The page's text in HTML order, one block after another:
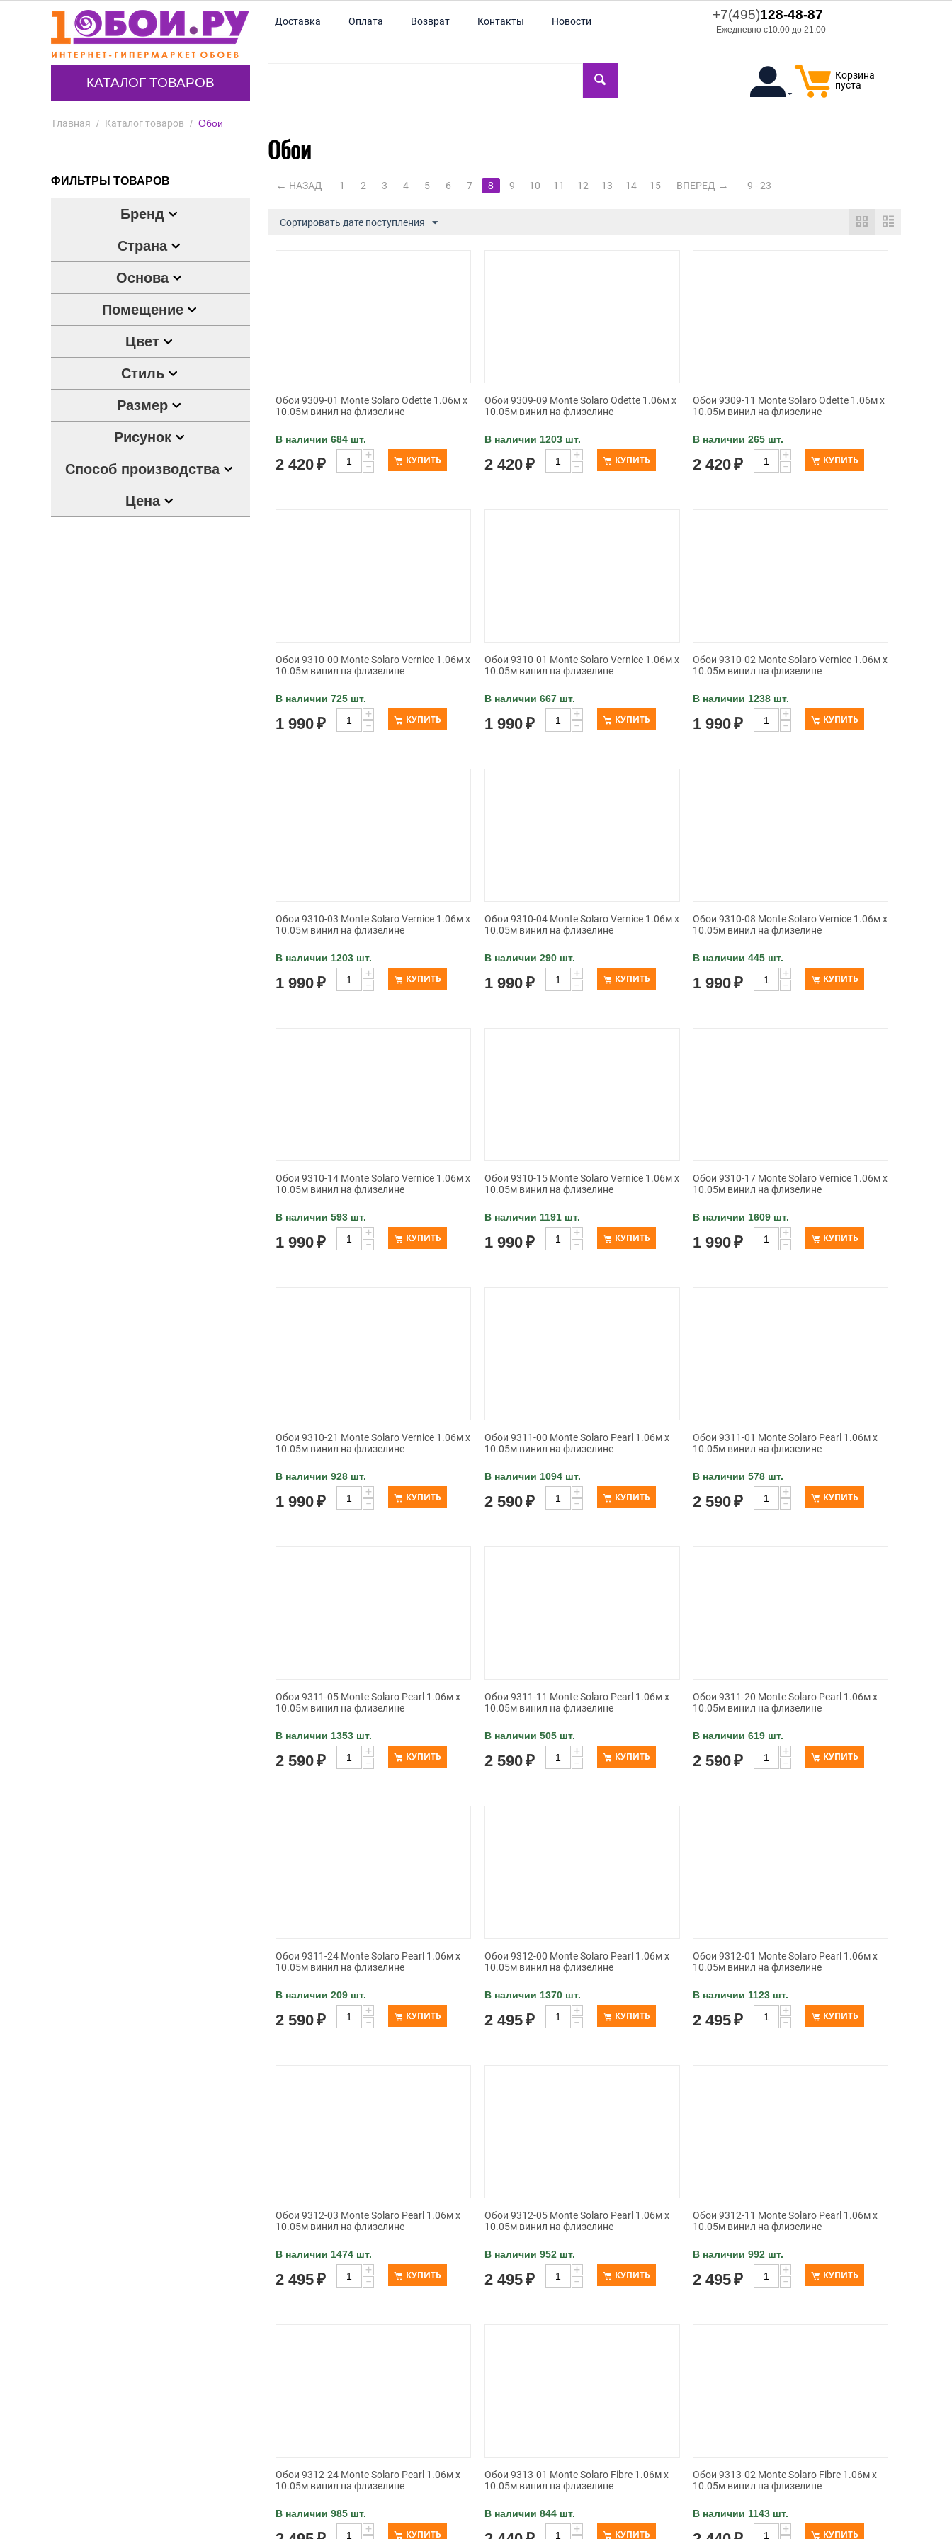
КАТАЛОГ ТОВАРОВ
Доставка Оплата Возврат Контакты Новости +7(495)128-48-87
Ежедневно с10:00 до 21:00
Корзина
пуста
Главная / Каталог товаров / Обои
ФИЛЬТРЫ ТОВАРОВ
Бренд
Страна
Основа
Помещение
Цвет
Стиль
Размер
Рисунок
Способ производства
Цена
Обои
НАЗАД 1 2 3 4 5 6 7 8 9 10 11 12 13 14 15 ВПЕРЕД 9 - 23
Сортировать дате поступления
Обои 9309-01 Monte Solaro Odette 1.06м x
10.05м винил на флизелине
В наличии 684 шт.
2 420₽
+
−
КУПИТЬ
Обои 9309-09 Monte Solaro Odette 1.06м x
10.05м винил на флизелине
В наличии 1203 шт.
2 420₽
+
−
КУПИТЬ
Обои 9309-11 Monte Solaro Odette 1.06м x
10.05м винил на флизелине
В наличии 265 шт.
2 420₽
+
−
КУПИТЬ
Обои 9310-00 Monte Solaro Vernice 1.06м x
10.05м винил на флизелине
В наличии 725 шт.
1 990₽
+
−
КУПИТЬ
Обои 9310-01 Monte Solaro Vernice 1.06м x
10.05м винил на флизелине
В наличии 667 шт.
1 990₽
+
−
КУПИТЬ
Обои 9310-02 Monte Solaro Vernice 1.06м x
10.05м винил на флизелине
В наличии 1238 шт.
1 990₽
+
−
КУПИТЬ
Обои 9310-03 Monte Solaro Vernice 1.06м x
10.05м винил на флизелине
В наличии 1203 шт.
1 990₽
+
−
КУПИТЬ
Обои 9310-04 Monte Solaro Vernice 1.06м x
10.05м винил на флизелине
В наличии 290 шт.
1 990₽
+
−
КУПИТЬ
Обои 9310-08 Monte Solaro Vernice 1.06м x
10.05м винил на флизелине
В наличии 445 шт.
1 990₽
+
−
КУПИТЬ
Обои 9310-14 Monte Solaro Vernice 1.06м x
10.05м винил на флизелине
В наличии 593 шт.
1 990₽
+
−
КУПИТЬ
Обои 9310-15 Monte Solaro Vernice 1.06м x
10.05м винил на флизелине
В наличии 1191 шт.
1 990₽
+
−
КУПИТЬ
Обои 9310-17 Monte Solaro Vernice 1.06м x
10.05м винил на флизелине
В наличии 1609 шт.
1 990₽
+
−
КУПИТЬ
Обои 9310-21 Monte Solaro Vernice 1.06м x
10.05м винил на флизелине
В наличии 928 шт.
1 990₽
+
−
КУПИТЬ
Обои 9311-00 Monte Solaro Pearl 1.06м x
10.05м винил на флизелине
В наличии 1094 шт.
2 590₽
+
−
КУПИТЬ
Обои 9311-01 Monte Solaro Pearl 1.06м x
10.05м винил на флизелине
В наличии 578 шт.
2 590₽
+
−
КУПИТЬ
Обои 9311-05 Monte Solaro Pearl 1.06м x
10.05м винил на флизелине
В наличии 1353 шт.
2 590₽
+
−
КУПИТЬ
Обои 9311-11 Monte Solaro Pearl 1.06м x
10.05м винил на флизелине
В наличии 505 шт.
2 590₽
+
−
КУПИТЬ
Обои 9311-20 Monte Solaro Pearl 1.06м x
10.05м винил на флизелине
В наличии 619 шт.
2 590₽
+
−
КУПИТЬ
Обои 9311-24 Monte Solaro Pearl 1.06м x
10.05м винил на флизелине
В наличии 209 шт.
2 590₽
+
−
КУПИТЬ
Обои 9312-00 Monte Solaro Pearl 1.06м x
10.05м винил на флизелине
В наличии 1370 шт.
2 495₽
+
−
КУПИТЬ
Обои 9312-01 Monte Solaro Pearl 1.06м x
10.05м винил на флизелине
В наличии 1123 шт.
2 495₽
+
−
КУПИТЬ
Обои 9312-03 Monte Solaro Pearl 1.06м x
10.05м винил на флизелине
В наличии 1474 шт.
2 495₽
+
−
КУПИТЬ
Обои 9312-05 Monte Solaro Pearl 1.06м x
10.05м винил на флизелине
В наличии 952 шт.
2 495₽
+
−
КУПИТЬ
Обои 9312-11 Monte Solaro Pearl 1.06м x
10.05м винил на флизелине
В наличии 992 шт.
2 495₽
+
−
КУПИТЬ
Обои 9312-24 Monte Solaro Pearl 1.06м x
10.05м винил на флизелине
В наличии 985 шт.
+
КУПИТЬ
Обои 9313-01 Monte Solaro Fibre 1.06м x
10.05м винил на флизелине
В наличии 844 шт.
+
КУПИТЬ
Обои 9313-02 Monte Solaro Fibre 1.06м x
10.05м винил на флизелине
В наличии 1143 шт.
+
КУПИТЬ